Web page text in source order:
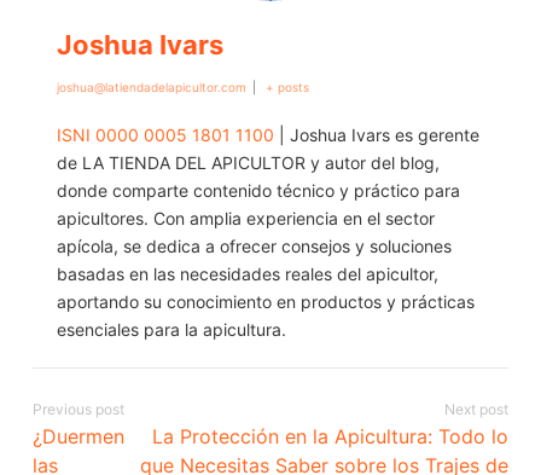
Joshua Ivars
joshua@latiendadelapicultor.com + posts
ISNI 0000 0005 1801 1100 | Joshua Ivars es gerente
de LA TIENDA DEL APICULTOR y autor del blog,
donde comparte contenido técnico y práctico para
apicultores. Con amplia experiencia en el sector
apícola, se dedica a ofrecer consejos y soluciones
basadas en las necesidades reales del apicultor,
aportando su conocimiento en productos y prácticas
esenciales para la apicultura.
Previous post
¿Duermen
las
Next post
La Protección en la Apicultura: Todo lo
que Necesitas Saber sobre los Trajes de